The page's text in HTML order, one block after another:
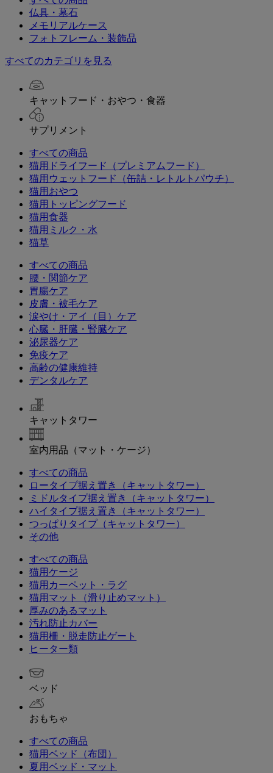
仏具・墓石
メモリアルケース
フォトフレーム・装飾品
すべてのカテゴリを見る
キャットフード・おやつ・食器
サプリメント
すべての商品
猫用ドライフード（プレミアムフード）
猫用ウェットフード（缶詰・レトルトパウチ）
猫用おやつ
猫用トッピングフード
猫用食器
猫用ミルク・水
猫草
すべての商品
腰・関節ケア
胃腸ケア
皮膚・被毛ケア
涙やけ・アイ（目）ケア
心臓・肝臓・腎臓ケア
泌尿器ケア
免疫ケア
高齢の健康維持
デンタルケア
キャットタワー
室内用品（マット・ケージ）
すべての商品
ロータイプ据え置き（キャットタワー）
ミドルタイプ据え置き（キャットタワー）
ハイタイプ据え置き（キャットタワー）
つっぱりタイプ（キャットタワー）
その他
すべての商品
猫用ケージ
猫用カーペット・ラグ
猫用マット（滑り止めマット）
厚みのあるマット
汚れ防止カバー
猫用柵・脱走防止ゲート
ヒーター類
ベッド
おもちゃ
すべての商品
猫用ベッド（布団）
夏用ベッド・マット